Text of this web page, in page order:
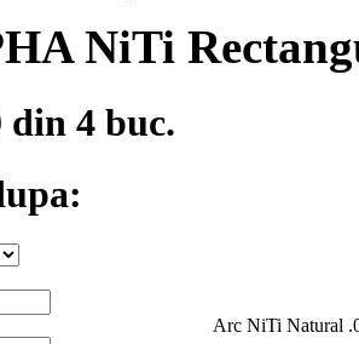
NiTi
din 4 buc.
Arc NiTi Natural